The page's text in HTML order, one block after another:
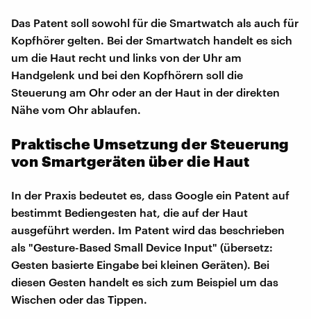
Das Patent soll sowohl für die Smartwatch als auch für
Kopfhörer gelten. Bei der Smartwatch handelt es sich
um die Haut recht und links von der Uhr am
Handgelenk und bei den Kopfhörern soll die
Steuerung am Ohr oder an der Haut in der direkten
Nähe vom Ohr ablaufen.
Praktische Umsetzung der Steuerung
von Smartgeräten über die Haut
In der Praxis bedeutet es, dass Google ein Patent auf
bestimmt Bediengesten hat, die auf der Haut
ausgeführt werden. Im Patent wird das beschrieben
als "Gesture-Based Small Device Input" (übersetz:
Gesten basierte Eingabe bei kleinen Geräten). Bei
diesen Gesten handelt es sich zum Beispiel um das
Wischen oder das Tippen.